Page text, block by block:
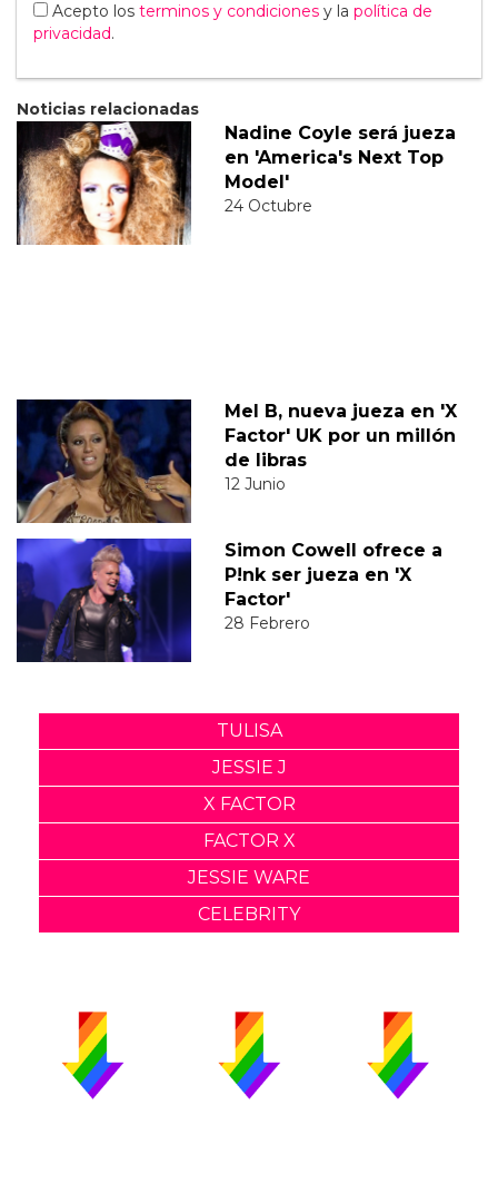
Acepto los terminos y condiciones y la política de
privacidad.
Noticias relacionadas
Nadine Coyle será jueza
en 'America's Next Top
Model'
24 Octubre
Mel B, nueva jueza en 'X
Factor' UK por un millón
de libras
12 Junio
Simon Cowell ofrece a
P!nk ser jueza en 'X
Factor'
28 Febrero
TULISA
JESSIE J
X FACTOR
FACTOR X
JESSIE WARE
CELEBRITY